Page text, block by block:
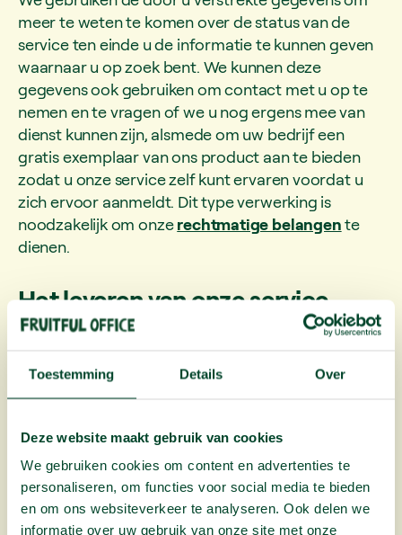
Toestemming Details Over
Deze website maakt gebruik van cookies
We gebruiken cookies om content en advertenties te
personaliseren, om functies voor social media te bieden
en om ons websiteverkeer te analyseren. Ook delen we
informatie over uw gebruik van onze site met onze
meer te weten te komen over de status van de
service ten einde u de informatie te kunnen geven
waarnaar u op zoek bent. We kunnen deze
gegevens ook gebruiken om contact met u op te
nemen en te vragen of we u nog ergens mee van
dienst kunnen zijn, alsmede om uw bedrijf een
gratis exemplaar van ons product aan te bieden
zodat u onze service zelf kunt ervaren voordat u
zich ervoor aanmeldt. Dit type verwerking is
noodzakelijk om onzerechtmatige belangente
dienen.
Het leveren van onze service
ondersteunen en te verbeteren, zodat u op de best
verwerking is noodzakelijk voor deuitvoering van
Klantenservice